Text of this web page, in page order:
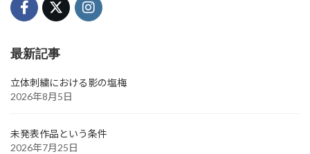
最新記事
立体刺繍における影の塩梅
2026年8月5日
未発表作品という条件
2026年7月25日